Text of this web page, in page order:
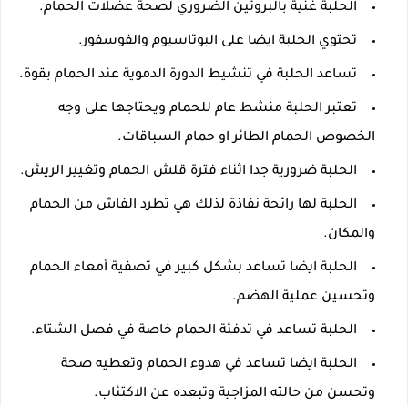
الحلبة غنية بالبروتين الضروري لصحة عضلات الحمام.
تحتوي الحلبة ايضا على البوتاسيوم والفوسفور.
تساعد الحلبة في تنشيط الدورة الدموية عند الحمام بقوة.
تعتبر الحلبة منشط عام للحمام ويحتاجها على وجه
الخصوص الحمام الطائر او حمام السباقات.
الحلبة ضرورية جدا اثناء فترة قلش الحمام وتغيير الريش.
الحلبة لها رائحة نفاذة لذلك هي تطرد الفاش من الحمام
والمكان.
الحلبة ايضا تساعد بشكل كبير في تصفية أمعاء الحمام
وتحسين عملية الهضم.
الحلبة تساعد في تدفئة الحمام خاصة في فصل الشتاء.
الحلبة ايضا تساعد في هدوء الحمام وتعطيه صحة
وتحسن من حالته المزاجية وتبعده عن الاكتئاب.